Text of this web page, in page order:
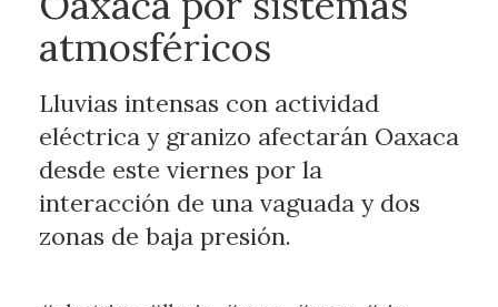
atmosféricos
Lluvias intensas con actividad
eléctrica y granizo afectarán Oaxaca
desde este viernes por la
interacción de una vaguada y dos
zonas de baja presión.